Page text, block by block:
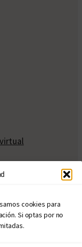
cookies para
Si optas por no